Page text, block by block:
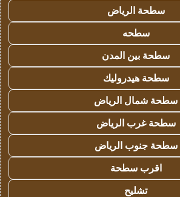
سطحة الرياض
سطحه
سطحة بين المدن
سطحة هيدروليك
سطحة شمال الرياض
سطحة غرب الرياض
سطحة جنوب الرياض
اقرب سطحة
تشليح